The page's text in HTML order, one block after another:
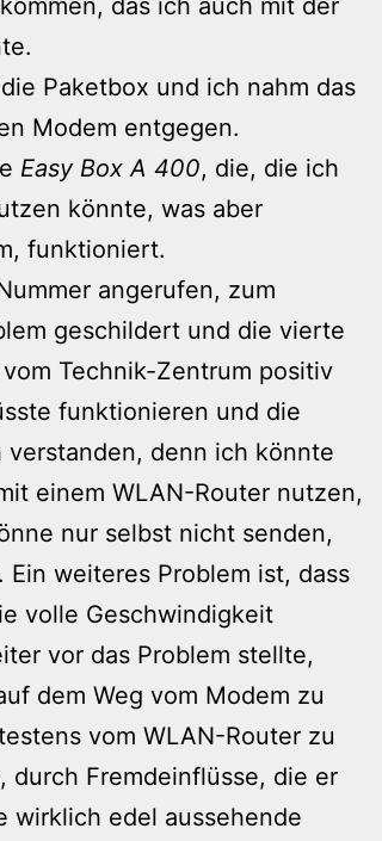
Paketbox und ich nahm das
Modem entgegen.
Easy Box A 400, die, die ich
könnte, was aber
funktioniert.
angerufen, zum
geschildert und die vierte
Technik-Zentrum positiv
funktionieren und die
denn ich könnte
einem WLAN-Router nutzen,
nur selbst nicht senden,
weiteres Problem ist, dass
volle Geschwindigkeit
vor das Problem stellte,
dem Weg vom Modem zu
vom WLAN-Router zu
durch Fremdeinflüsse, die er
wirklich edel aussehende